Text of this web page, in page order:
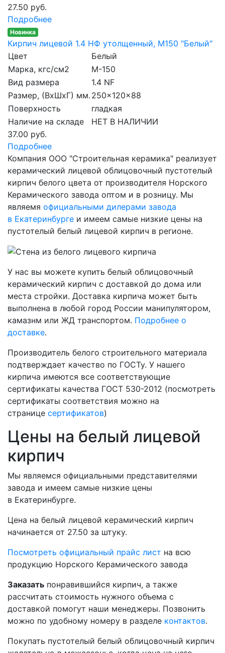
27.50 руб.
Подробнее
Новинка
Кирпич лицевой 1.4 НФ утолщенный, M150 "Белый"
Цвет
Белый
Марка, кгс/см2
M-150
Вид размера
1.4 NF
Размер, (ВхШхГ) мм. 250x120x88
Поверхность
гладкая
Наличие на складе
НЕТ В НАЛИЧИИ
37.00 руб.
Подробнее
Компания ООО "Строительная керамика" реализует
керамический лицевой облицовочный пустотелый
кирпич белого цвета от производителя Норского
Керамического завода оптом и в розницу. Мы
являемя официальными дилерами завода
в Екатеринбурге и имеем самые низкие цены на
пустотелый белый лицевой кирпич в регионе.
У нас вы можете купить белый облицовочный
керамический кирпич с доставкой до дома или
места стройки. Доставка кирпича может быть
выполнена в любой город России манипулятором,
камазнм или ЖД транспортом. Подробнее о
доставке.
Производитель белого строительного материала
подтверждает качество по ГОСТу. У нашего
кирпича имеются все соответствующие
сертификаты качества ГОСТ 530-2012 (посмотреть
сертификаты соответствия можно на
странице сертификатов)
Цены на белый лицевой
кирпич
Мы являемся официальными представителями
завода и имеем самые низкие цены
в Екатеринбурге.
Цена на белый лицевой керамический кирпич
начинается от 27.50 за штуку.
Посмотреть официальный прайс лист на всю
продукцию Норского Керамического завода
Заказать понравившийся кирпич, а также
рассчитать стоимость нужного объема с
доставкой помогут наши менеджеры. Позвонить
можно по удобному номеру в разделе контактов.
Покупать пустотелый белый облицовочный кирпич